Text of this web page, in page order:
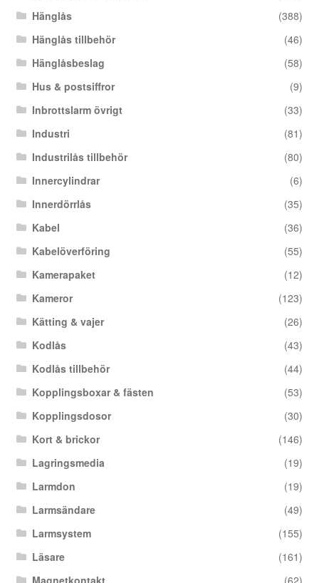
Hänglås
(388)
Hänglås tillbehör
(46)
Hänglåsbeslag
(58)
Hus & postsiffror
(9)
Inbrottslarm övrigt
(33)
Industri
(81)
Industrilås tillbehör
(80)
Innercylindrar
(6)
Innerdörrlås
(35)
Kabel
(36)
Kabelöverföring
(55)
Kamerapaket
(12)
Kameror
(123)
Kätting & vajer
(26)
Kodlås
(43)
Kodlås tillbehör
(44)
Kopplingsboxar & fästen
(53)
Kopplingsdosor
(30)
Kort & brickor
(146)
Lagringsmedia
(19)
Larmdon
(19)
Larmsändare
(49)
Larmsystem
(155)
Läsare
(161)
Magnetkontakt
(62)